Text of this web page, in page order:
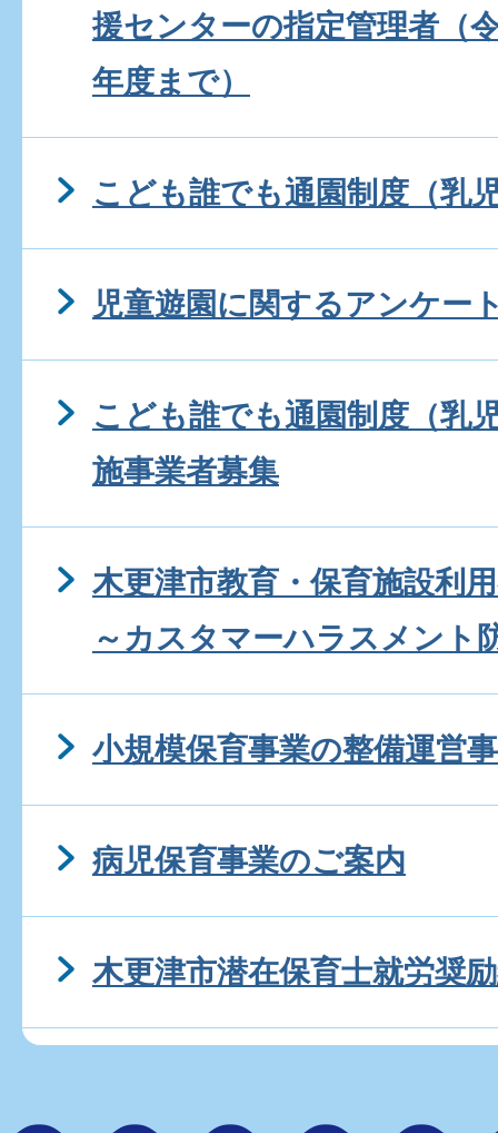
援センターの指定管理者（
年度まで）
こども誰でも通園制度（乳
児童遊園に関するアンケー
こども誰でも通園制度（乳
施事業者募集
木更津市教育・保育施設利
～カスタマーハラスメント
小規模保育事業の整備運営
病児保育事業のご案内
木更津市潜在保育士就労奨